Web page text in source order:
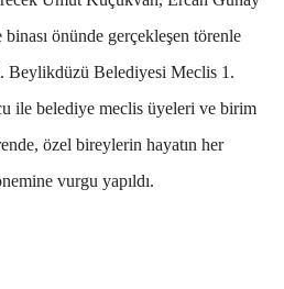
önünde gerçekleşen törenle
Beylikdüzü Belediyesi Meclis 1.
ile belediye meclis üyeleri ve birim
özel bireylerin hayatın her
vurgu yapıldı.